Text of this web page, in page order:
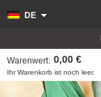
DE
Ihr Warenkorb ist noch leer.
Warenwert: 0,00 €